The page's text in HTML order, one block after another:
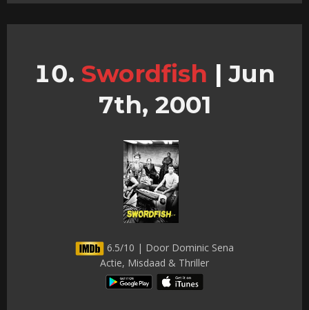
Swordfish | Jun
7th, 2001
6.5/10 | Door Dominic Sena
Actie, Misdaad & Thriller